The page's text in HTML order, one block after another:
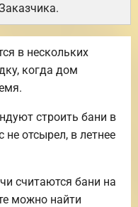
в нескольких
когда дом
строить бани в
отсырел, в летнее
считаются бани на
можно найти